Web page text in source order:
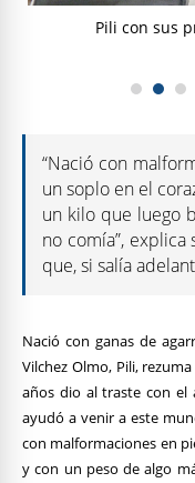
Pili con sus
“Nació con
un soplo en el
un kilo que luego
no comía”, explica
que, si salía
Nació con ganas de
Vilchez Olmo, Pili,
años dio al traste con el
ayudó a venir a este
con malformaciones en
y con un peso de algo